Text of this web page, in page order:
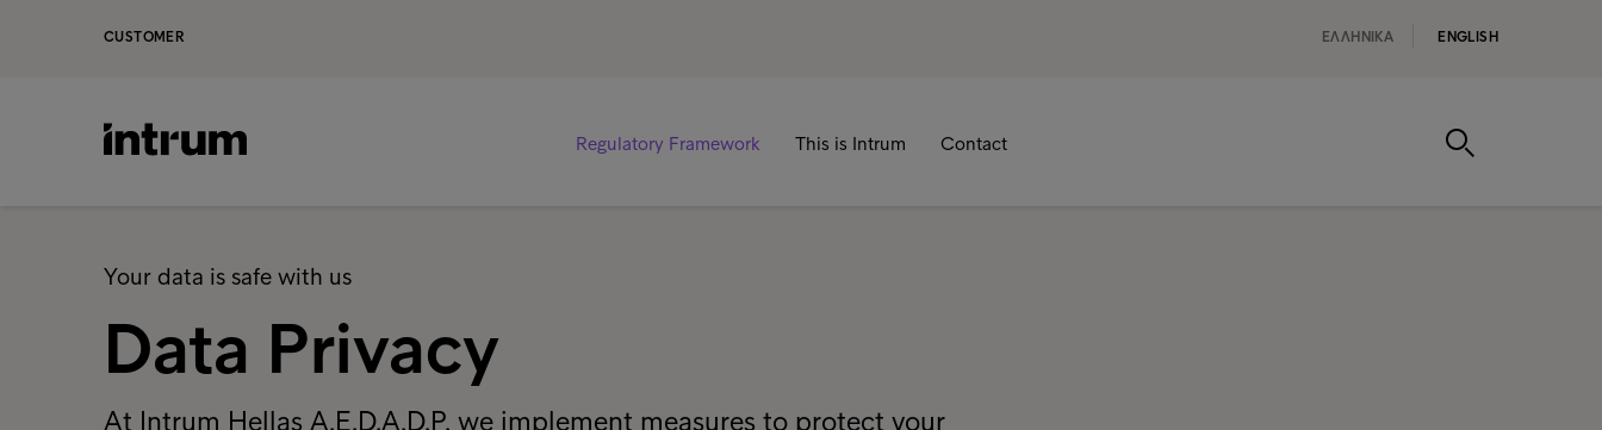
CUSTOMER ΕΛΛΗΝΙΚA ENGLISH
Regulatory Framework This is Intrum Contact
Your data is safe with us
Data Privacy
At Intrum Hellas A.E.D.A.D.P. we implement measures to protect your